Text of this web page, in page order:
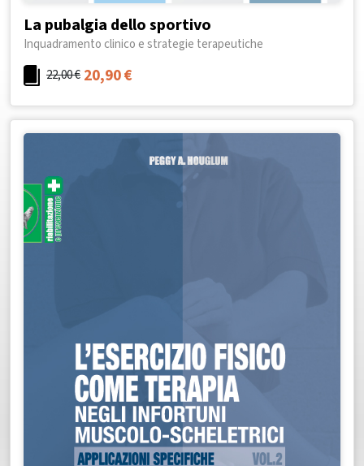
La pubalgia dello sportivo
Inquadramento clinico e strategie terapeutiche
22,00€ 20,90€